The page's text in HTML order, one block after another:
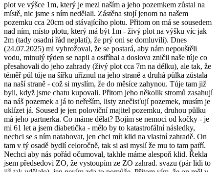
plot ve výšce 1m, který je mezi naším a jeho pozemkem zůstal na
místě, nic jsme s ním nedělali. Zástěna stojí jenom na našem
pozemku cca 20cm od stávajícího plotu. Přitom on má se sousedem
nad ním, místo plotu, který má být 1m - živý plot na výšku víc jak
2m (tady osadní řád neplatí), že prý oni se domluvili). Dnes
(24.07.2025) mi vyhrožoval, že se postará, aby nám nepouštěli
vodu, minulý týden se napil a ostříhal a doslova zničil naše túje co
přesahovali do jeho zahrady (živý plot cca 7m na délku), ale tak, že
téměř půl túje na šířku uříznul na jeho straně a druhá půlka zůstala
na naší straně - což si myslím, že do měsíce zahynou. Túje tam již
byli, když jsme chatu kupovali. Přitom jeho několik stromů zasahují
na náš pozemek a já to neřeším, listy znečisťují pozemek, musím je
uklízet já. Soused je jen poloviční majitel pozemku, druhou půlku
má jeho partnerka. Co máme dělat? Bojím se nemoci od kočky - je
mi 61 let a jsem diabetička - mělo by to katastrofální následky,
nechci se s ním natahovat, jen chci mít klid na vlastní zahradě. On
tam v tý osadě bydlí celoročně, tak si asi myslí že mu to tam patří.
Nechci aby nás pořád očumoval, takhle máme alespoň klid. Řekla
jsem předsedovi ZO, že vystoupím ze ZO zahrad. svazu (pár lidi to